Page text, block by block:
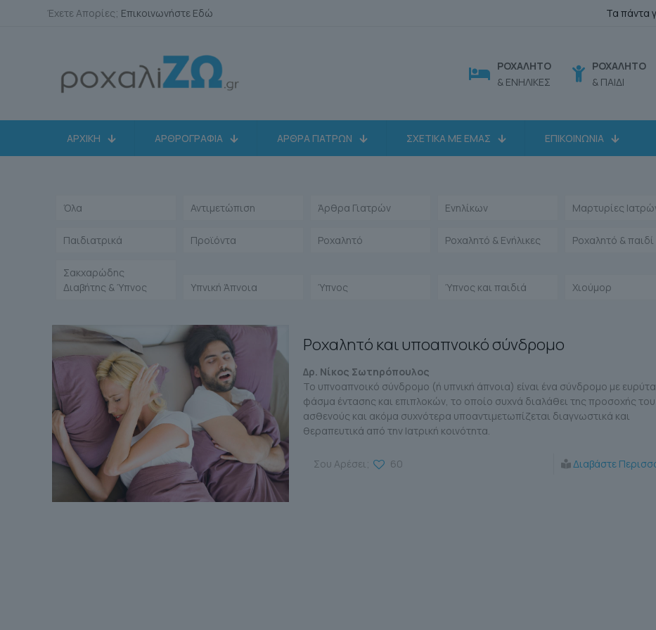
Έχετε Απορίες; Επικοινωνήστε Εδώ Τα πάντα
ΡΟΧΑΛΗΤΟ
& ΕΝΗΛΙΚΕΣ
ΡΟΧΑΛΗΤΟ
& ΠΑΙΔΙ
ΑΡΧΙΚΗ ΑΡΘΡΟΓΡΑΦΙΑ ΑΡΘΡΑ ΓΙΑΤΡΩΝ ΣΧΕΤΙΚΑ ΜΕ ΕΜΑΣ ΕΠΙΚΟΙΝΩΝΙΑ
Όλα Αντιμετώπιση Άρθρα Γιατρών Ενηλίκων Μαρτυρίες
Παιδιατρικά Προϊόντα Ροχαλητό Ροχαλητό & Ενήλικες Ροχαλητό & παιδί
Σακχαρώδης
Διαβήτης & Ύπνος
Υπνική Άπνοια Ύπνος Ύπνος και παιδιά Χιούμορ
Ροχαλητό και υποαπνοικό σύνδρομο
Δρ. Νίκος Σωτηρόπουλος
Το υπνοαπνοικό σύνδρομο (ή υπνική άπνοια) είναι ένα σύνδρομο με
φάσμα έντασης και επιπλοκών, το οποίο συχνά διαλάθει της προσοχής του
ασθενούς και ακόμα συχνότερα υποαντιμετωπίζεται διαγνωστικά και
θεραπευτικά από την Ιατρική κοινότητα.
Σου Αρέσει; 60 Διαβάστε